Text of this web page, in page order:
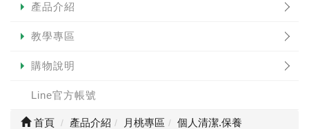
產品介紹
教學專區
購物說明
Line官方帳號
首頁 產品介紹 月桃專區
個人清潔.保養